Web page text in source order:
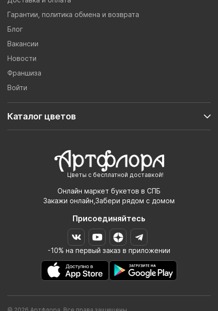
Цветы с бесплатной доставкой!
Онлайн маркет букетов в СПБ
Закажи онлайн,Забери рядом с домом
Присоединяйтесь
-10% на первый заказ в приложении
Гарантии, политика обмена и возврата
Блог
Вакансии
Новости
Франшиза
Войти
Каталог цветов